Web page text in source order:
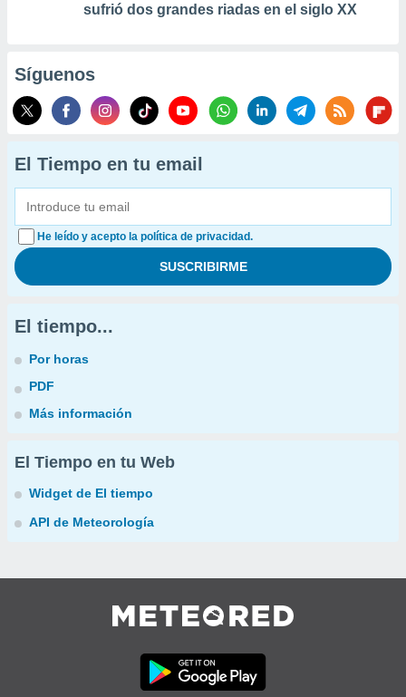
sufrió dos grandes riadas en el siglo XX
Síguenos
El Tiempo en tu email
He leído y acepto la política de privacidad.
El tiempo...
Por horas
PDF
Más información
El Tiempo en tu Web
Widget de El tiempo
API de Meteorología